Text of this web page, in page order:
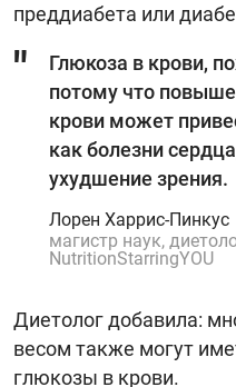
преддиабета или
Глюкоза в крови,
потому что
крови может
как болезни
ухудшение зрения.
Лорен Харрис-Пинкус
магистр наук,
NutritionStarringYOU
Диетолог добавила:
весом также могут
глюкозы в крови.